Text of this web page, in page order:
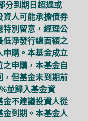
分到期日超過或
資人可能承擔債券
特別留意，經理公
低淨發行總面額之
申購。本基金成立
之申購，本基金自
，但基金未到期前
並歸入基金資
金不建議投資人從
到期。本基金人